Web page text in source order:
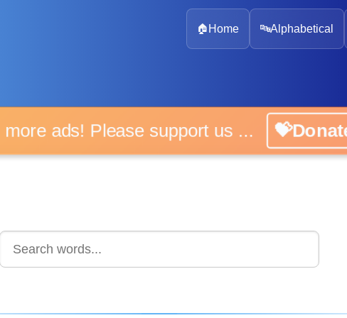
🏠 Home 🔤Alphabetical
more ads! Please support us ... 💝Donate